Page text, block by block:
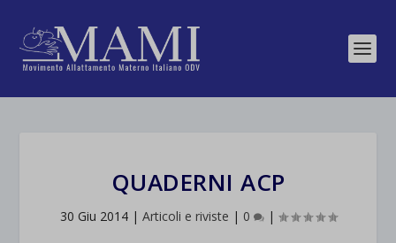
QUADERNI ACP
30 Giu 2014| Articoli e riviste | 0 |